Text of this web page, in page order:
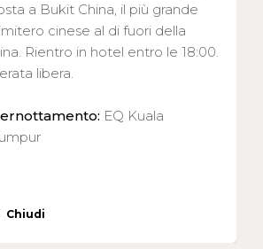
a Bukit China, il più grande
cinese al di fuori della
Rientro in hotel entro le 18:00.
libera.
EQ Kuala
Chiudi